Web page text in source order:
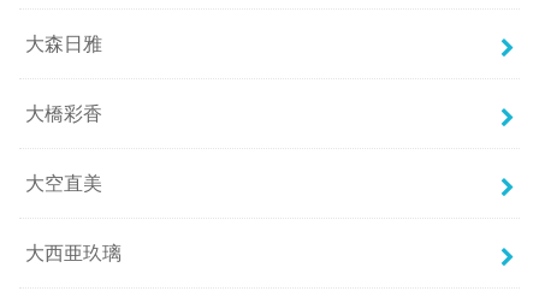
大森日雅
大橋彩香
大空直美
大西亜玖璃